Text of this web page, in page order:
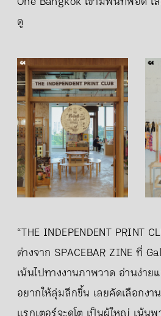
ดู
“THE INDEPENDENT PRINT
ต่างจาก SPACEBAR ZINE ที่
เน้นไปทางงานภาพวาด อ่านง่าย
อยากให้ลุ่มลึกขึ้น เลยคัดเลือกง